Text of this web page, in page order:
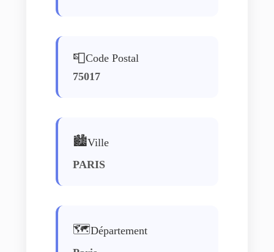
📮Code Postal
75017
🏙️Ville
PARIS
🗺️Département